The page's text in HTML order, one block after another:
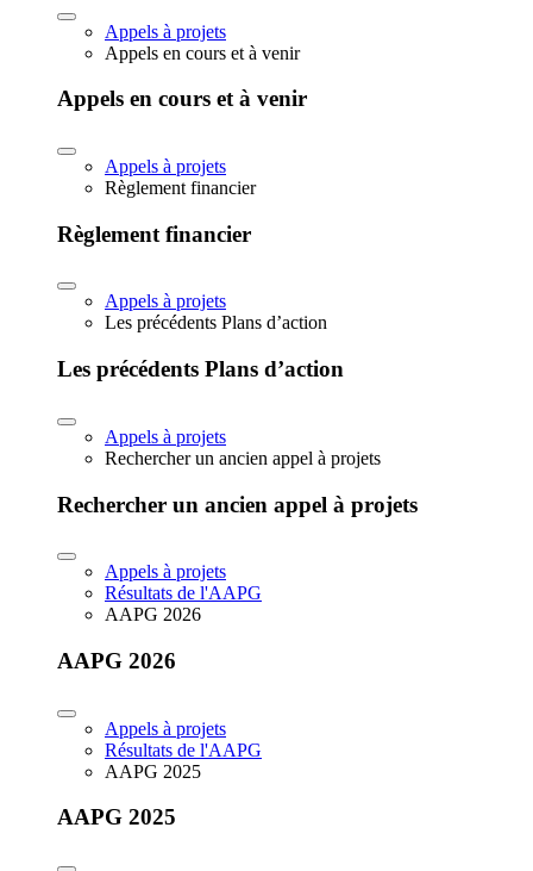
Appels à projets
Appels en cours et à venir
Appels en cours et à venir
Appels à projets
Règlement financier
Règlement financier
Appels à projets
Les précédents Plans d’action
Les précédents Plans d’action
Appels à projets
Rechercher un ancien appel à projets
Rechercher un ancien appel à projets
Appels à projets
Résultats de l'AAPG
AAPG 2026
AAPG 2026
Appels à projets
Résultats de l'AAPG
AAPG 2025
AAPG 2025